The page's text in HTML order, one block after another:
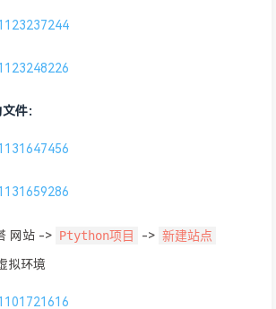
件：
网站 -> Ptython项目 -> 新建站点
拟环境